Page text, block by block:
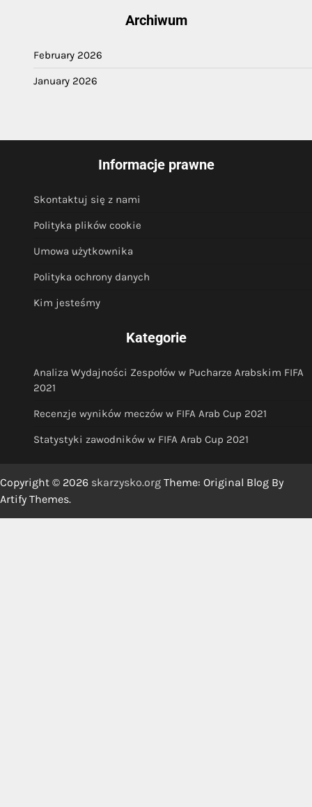
Archiwum
February 2026
January 2026
Informacje prawne
Skontaktuj się z nami
Polityka plików cookie
Umowa użytkownika
Polityka ochrony danych
Kim jesteśmy
Kategorie
Analiza Wydajności Zespołów w Pucharze Arabskim FIFA
2021
Recenzje wyników meczów w FIFA Arab Cup 2021
Statystyki zawodników w FIFA Arab Cup 2021
Copyright © 2026 skarzysko.org Theme: Original Blog By
Artify Themes.